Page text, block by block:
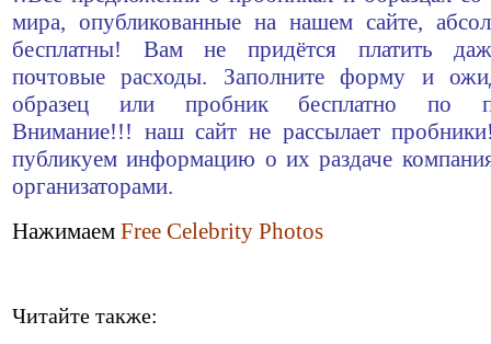
мира, опубликованные на нашем сайте,
бесплатны! Вам не придётся платить
почтовые расходы. Заполните форму и
образец или пробник бесплатно по
Внимание!!! наш сайт не рассылает
публикуем информацию о их раздаче
организаторами.
Нажимаем Free Celebrity Photos
Читайте также: